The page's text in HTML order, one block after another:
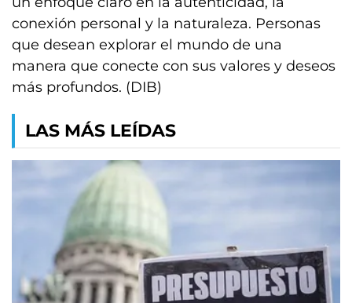
conexión personal y la naturaleza. Personas
que desean explorar el mundo de una
manera que conecte con sus valores y deseos
más profundos. (DIB)
LAS MÁS LEÍDAS